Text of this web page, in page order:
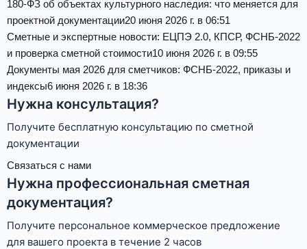
180-ФЗ об объектах культурного наследия: что меняется для
проектной документации20 июня 2026 г. в 06:51
Сметные и экспертные новости: ЕЦПЭ 2.0, КПСР, ФСНБ-2022
и проверка сметной стоимости10 июня 2026 г. в 09:55
Документы мая 2026 для сметчиков: ФСНБ-2022, приказы и
индексы6 июня 2026 г. в 18:36
Нужна консультация?
Получите бесплатную консультацию по сметной
документации
Связаться с нами
Нужна профессиональная сметная
документация?
Получите персональное коммерческое предложение
для вашего проекта в течение 2 часов